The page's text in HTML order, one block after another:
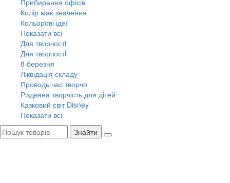
Колір має значення
Кольорові ідеї
Показати всі
Для творчостi
Для творчостi
8 березня
Ліквідація складу
Проводь час творчо
Різдвяна творчість для дітей
Казковий світ Disney
Показати всі
Знайти